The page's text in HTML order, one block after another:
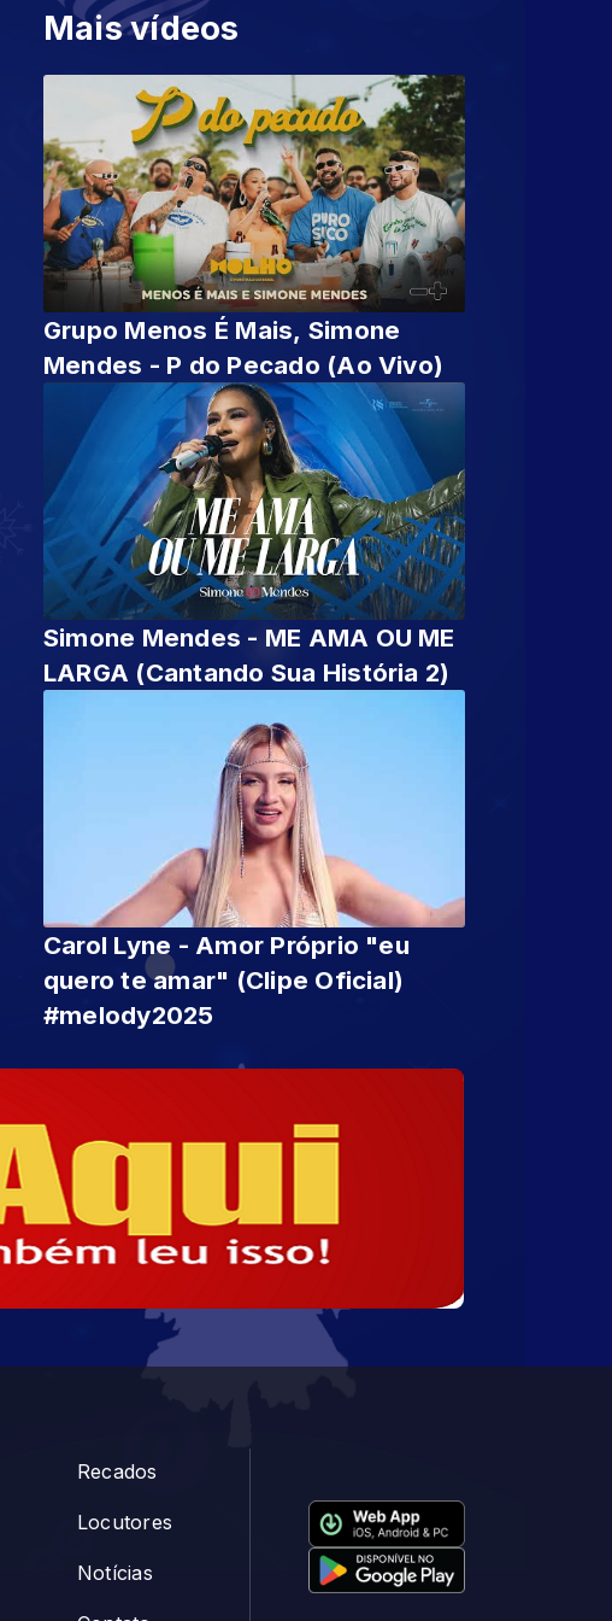
Mais vídeos
Grupo Menos É Mais, Simone
Mendes - P do Pecado (Ao Vivo)
Simone Mendes - ME AMA OU ME
LARGA (Cantando Sua História 2)
Carol Lyne - Amor Próprio "eu
quero te amar" (Clipe Oficial)
#melody2025
Recados
Locutores
Notícias